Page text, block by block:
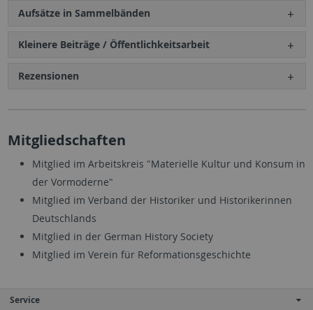
Aufsätze in Sammelbänden
Kleinere Beiträge / Öffentlichkeitsarbeit
Rezensionen
Mitgliedschaften
Mitglied im Arbeitskreis "Materielle Kultur und Konsum in
der Vormoderne"
Mitglied im Verband der Historiker und Historikerinnen
Deutschlands
Mitglied in der German History Society
Mitglied im Verein für Reformationsgeschichte
Service